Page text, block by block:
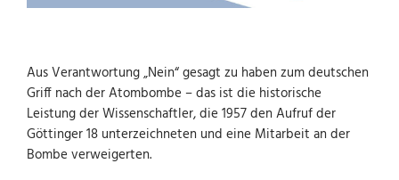
Aus Verantwortung „Nein“ gesagt zu haben zum deutschen
Griff nach der Atombombe – das ist die historische
Leistung der Wissenschaftler, die 1957 den Aufruf der
Göttinger 18 unterzeichneten und eine Mitarbeit an der
Bombe verweigerten.